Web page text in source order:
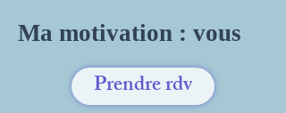
Ma motivation : vous
Prendre rdv